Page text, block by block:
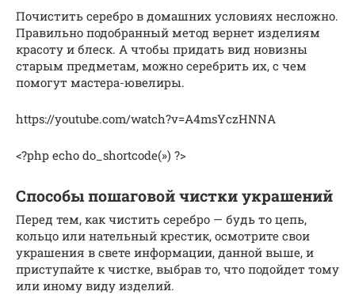
Почистить серебро в домашних условиях несложно.
Правильно подобранный метод вернет изделиям
красоту и блеск. А чтобы придать вид новизны
старым предметам, можно серебрить их, с чем
помогут мастера-ювелиры.
https://youtube.com/watch?v=A4msYczHNNA
<?php echo do_shortcode(») ?>
Способы пошаговой чистки украшений
Перед тем, как чистить серебро — будь то цепь,
кольцо или нательный крестик, осмотрите свои
украшения в свете информации, данной выше, и
приступайте к чистке, выбрав то, что подойдет тому
или иному виду изделий.